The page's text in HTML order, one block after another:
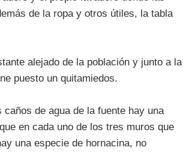
de la ropa y otros útiles, la tabla
alejado de la población y junto a la
puesto un quitamiedos.
de agua de la fuente hay una
en cada uno de los tres muros que
una especie de hornacina, no